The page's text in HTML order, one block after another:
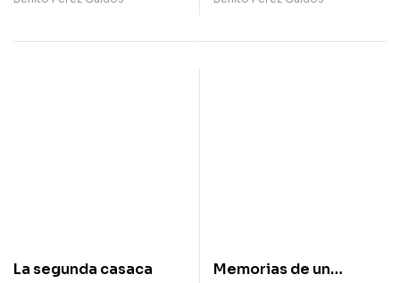
La segunda casaca
Memorias de un